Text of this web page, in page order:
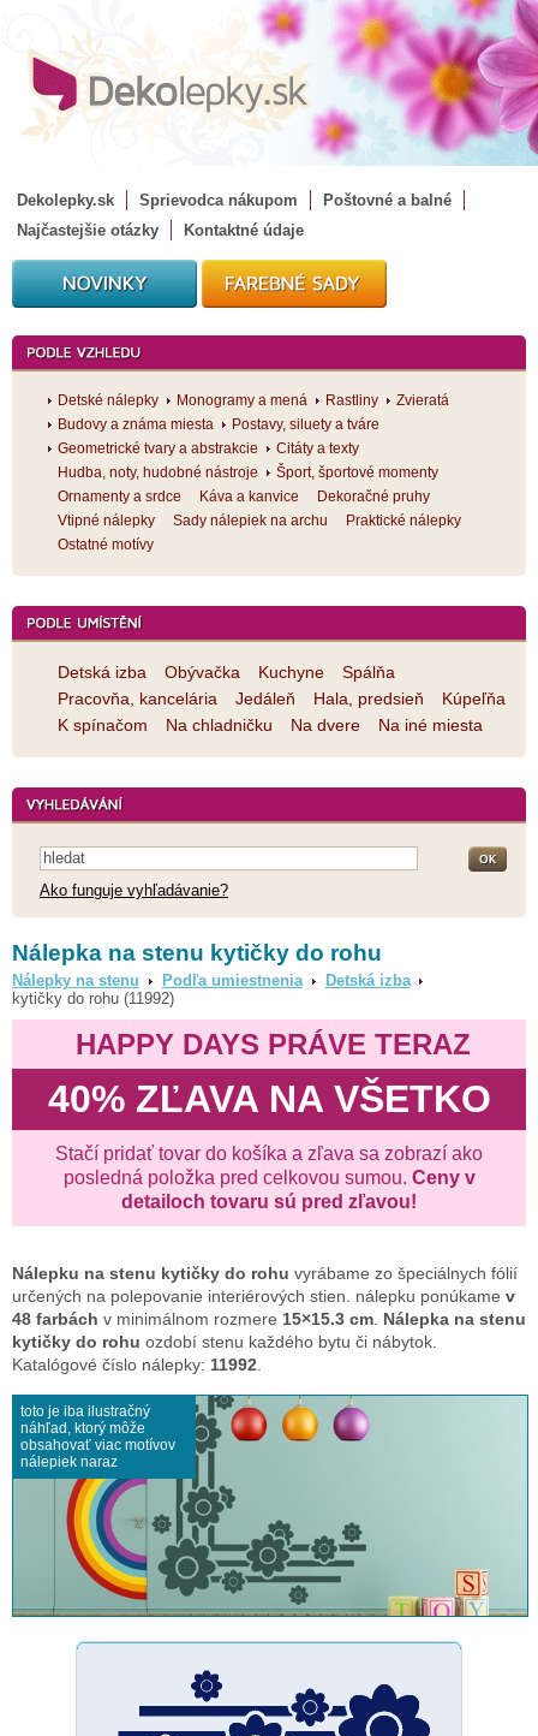
Dekolepky.sk Sprievodca nákupom
Poštovné a balné
Najčastejšie otázky
Kontaktné údaje
Detské nálepky Monogramy a mená Rastliny
Zvieratá
Budovy a známa miesta
Postavy, siluety a tváre
Geometrické tvary a abstrakcie
Citáty a texty
Hudba, noty, hudobné nástroje
Šport, športové momenty
Ornamenty a srdce
Káva a kanvice
Dekoračné pruhy
Vtipné nálepky
Sady nálepiek na archu
Praktické nálepky
Ostatné motívy
Detská izba Obývačka Kuchyne
Spálňa
Pracovňa, kancelária
Jedáleň Hala, predsieň
Kúpeľňa
K spínačom
Na chladničku Na dvere Na iné miesta
Ako funguje vyhľadávanie?
Nálepka na stenu kytičky do rohu
Nálepky na stenu Podľa umiestnenia
Detská izba
kytičky do rohu (11992)
HAPPY DAYS PRÁVE TERAZ
40% ZĽAVA NA VŠETKO
Stačí pridať tovar do košíka a zľava sa zobrazí ako
posledná položka pred celkovou sumou. Ceny v
detailoch tovaru sú pred zľavou!
Nálepku na stenu kytičky do rohu vyrábame zo špeciálnych fólií
určených na polepovanie interiérových stien. nálepku ponúkame v
48 farbách v minimálnom rozmere 15×15.3 cm Nálepka na stenu
kytičky do rohu ozdobí stenu každého bytu či nábytok.
Katalógové číslo nálepky: 11992
toto je iba ilustračný
náhľad, ktorý môže
obsahovať viac motívov
nálepiek naraz